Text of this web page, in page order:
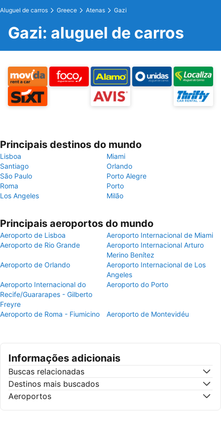
Aluguel de carros Greece Atenas Gazi
Gazi: aluguel de carros
Principais destinos do mundo
Lisboa
Miami
Santiago
Orlando
São Paulo
Porto Alegre
Roma
Porto
Los Angeles
Milão
Principais aeroportos do mundo
Aeroporto de Lisboa
Aeroporto Internacional de Miami
Aeroporto de Rio Grande
Aeroporto Internacional Arturo
Merino Benítez
Aeroporto de Orlando
Aeroporto Internacional de Los
Angeles
Aeroporto Internacional do
Recife/Guararapes - Gilberto
Freyre
Aeroporto do Porto
Aeroporto de Roma - Fiumicino Aeroporto de Montevidéu
Informações adicionais
Buscas relacionadas
Destinos mais buscados
Aeroportos